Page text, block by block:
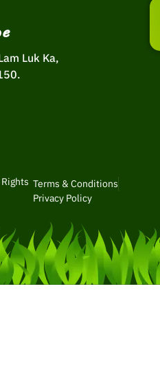
Luk Ka,
Terms & Conditions
Privacy Policy